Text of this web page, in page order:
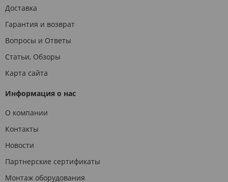
Доставка
Гарантия и возврат
Вопросы и Ответы
Статьи, Обзоры
Карта сайта
Информация о нас
О компании
Контакты
Новости
Партнерские сертификаты
Монтаж оборудования